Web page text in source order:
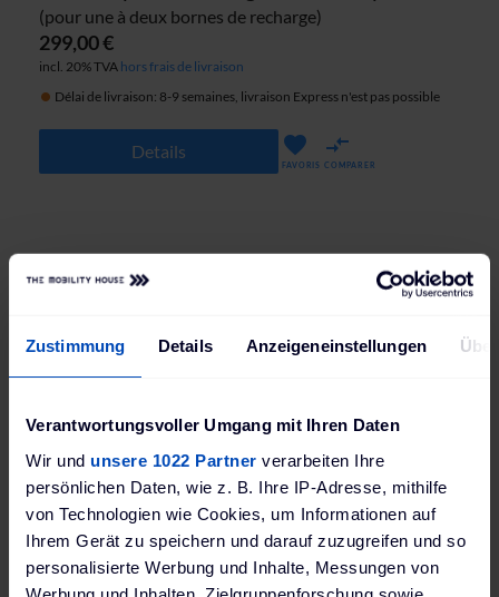
Zustimmung Details Anzeigeneinstellungen
Verantwortungsvoller Umgang mit Ihren Daten
Wir und unsere 1022 Partner verarbeiten Ihre
persönlichen Daten, wie z. B. Ihre IP-Adresse, mithilfe
von Technologien wie Cookies, um Informationen auf
Ihrem Gerät zu speichern und darauf zuzugreifen und so
personalisierte Werbung und Inhalte, Messungen von
(pour une à deux bornes de recharge)
299,00 €
incl. 20% TVA hors frais de livraison
Délai de livraison: 8-9 semaines, livraison Express n'est pas possible
Details
FAVORIS COMPARER